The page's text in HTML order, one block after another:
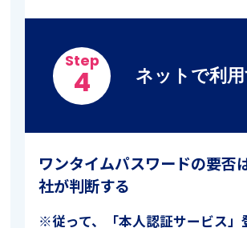
Step
4 ネットで利
ワンタイムパスワードの要否
社が判断する
※従って、「本人認証サービス」